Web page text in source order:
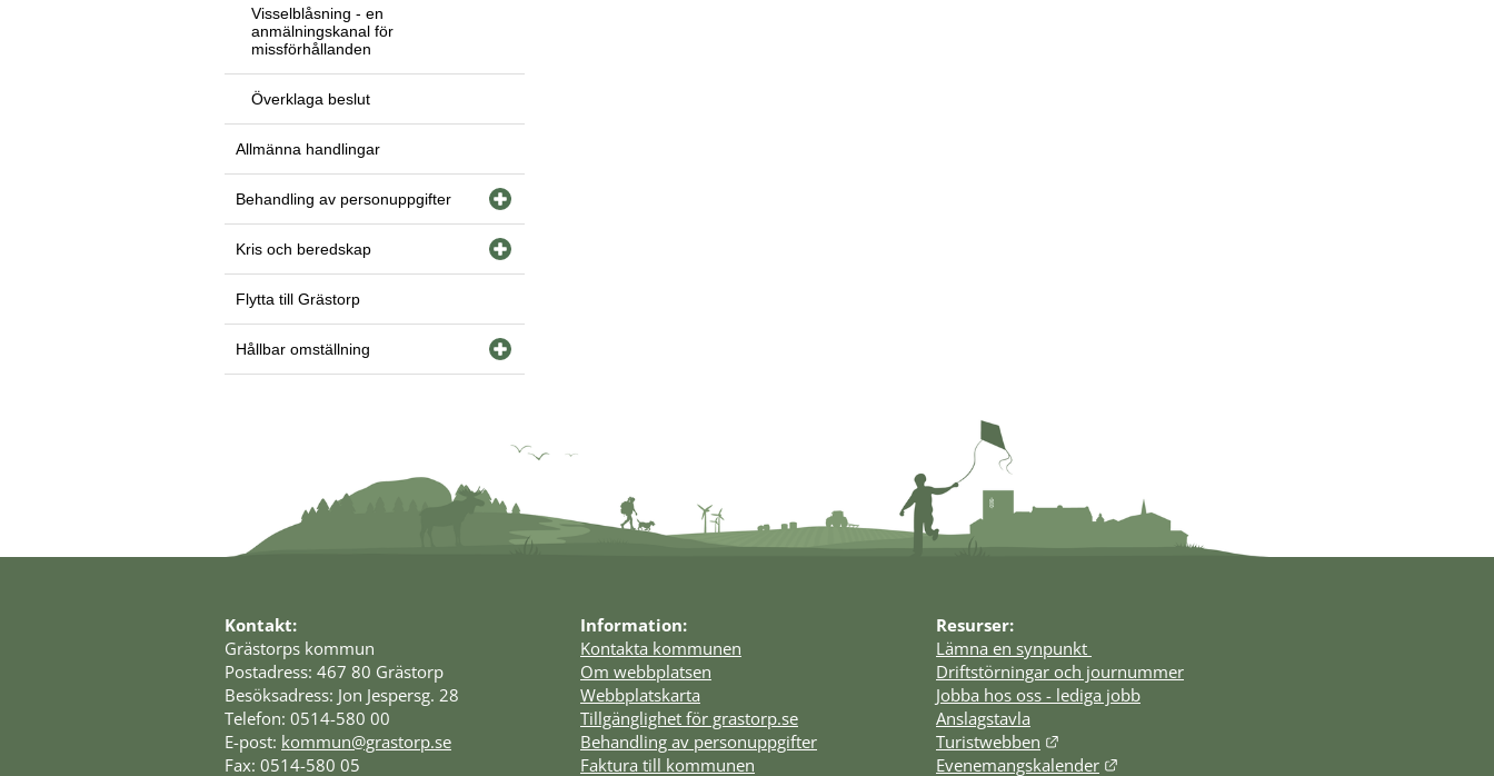
Visselblåsning - en
anmälningskanal för
missförhållanden
Överklaga beslut
Allmänna handlingar
Behandling av personuppgifter
Kris och beredskap
Flytta till Grästorp
Hållbar omställning
Kontakt:
Grästorps kommun
Postadress: 467 80 Grästorp
Besöksadress: Jon Jespersg. 28
Telefon: 0514-580 00
E-post: kommun@grastorp.se
Fax: 0514-580 05
Information:
Kontakta kommunen
Om webbplatsen
Webbplatskarta
Tillgänglighet för grastorp.se
Behandling av personuppgifter
Faktura till kommunen
Resurser:
Lämna en synpunkt
Driftstörningar och journummer
Jobba hos oss - lediga jobb
Anslagstavla
Turistwebben
Länk till annan webbplats.
Evenemangskalender
Länk till annan webbplats.